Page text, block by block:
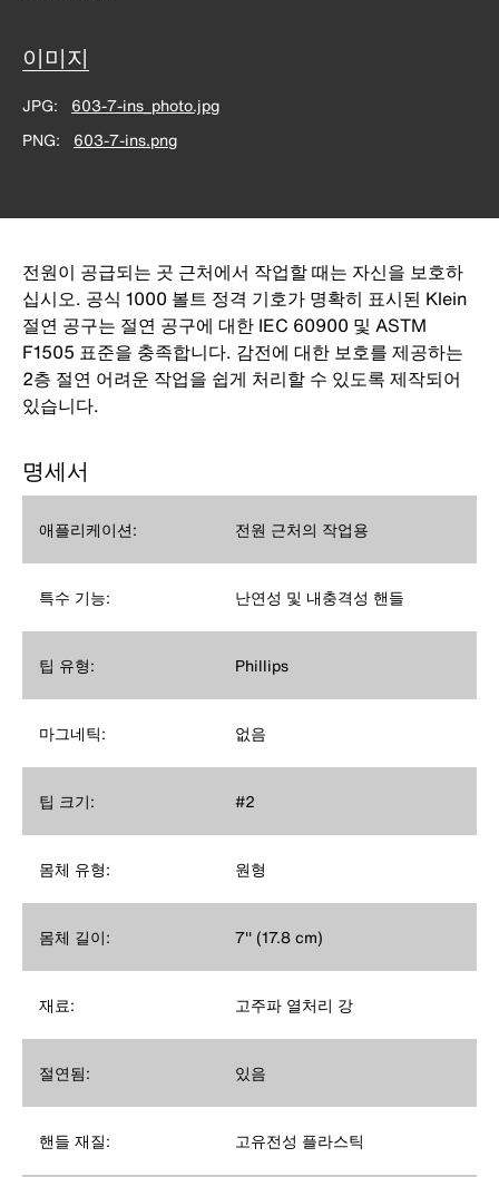
이미지
JPG
603-7-ins_photo.jpg
PNG
603-7-ins.png
전원이 공급되는 곳 근처에서 작업할 때는 자신을 보호하
십시오. 공식 1000 볼트 정격 기호가 명확히 표시된 Klein
절연 공구는 절연 공구에 대한 IEC 60900 및 ASTM
F1505 표준을 충족합니다. 감전에 대한 보호를 제공하는
2층 절연 어려운 작업을 쉽게 처리할 수 ​​있도록 제작되어
있습니다.
명세서
애플리케이션: 전원 근처의 작업용
특수 기능: 난연성 및 내충격성 핸들
팁 유형: Phillips
마그네틱: 없음
팁 크기: #2
몸체 유형: 원형
몸체 길이: 7'' (17.8 cm)
재료: 고주파 열처리 강
절연됨: 있음
핸들 재질: 고유전성 플라스틱